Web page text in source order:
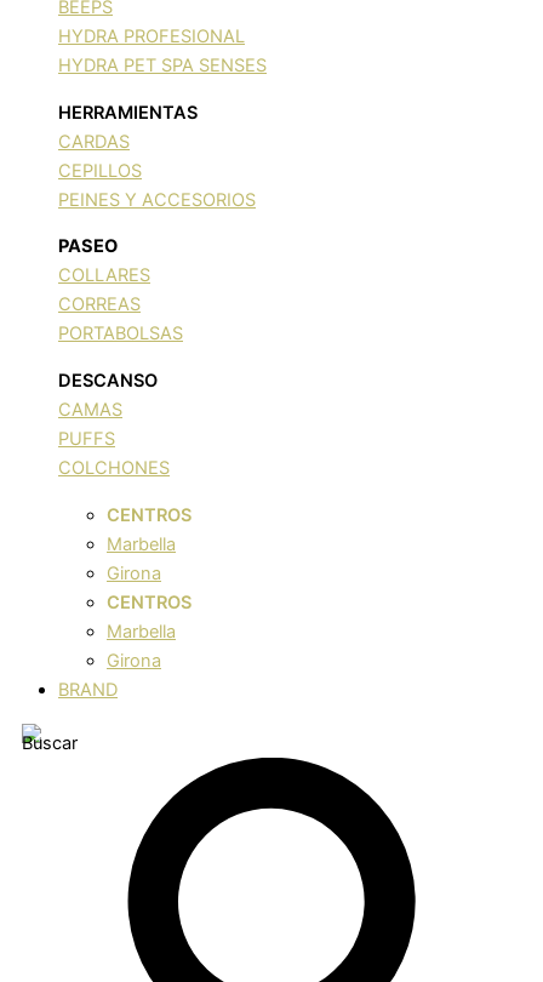
BEEPS
HYDRA PROFESIONAL
HYDRA PET SPA SENSES
HERRAMIENTAS
CARDAS
CEPILLOS
PEINES Y ACCESORIOS
PASEO
COLLARES
CORREAS
PORTABOLSAS
DESCANSO
CAMAS
PUFFS
COLCHONES
CENTROS
Marbella
Girona
CENTROS
Marbella
Girona
BRAND